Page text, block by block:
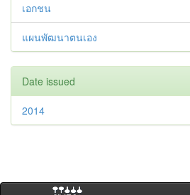
เอกชน
แผนพัฒนาตนเอง
Date issued
2014